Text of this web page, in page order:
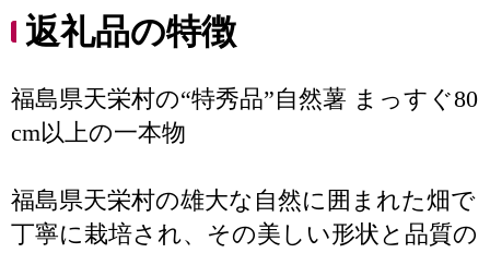
返礼品の特徴
福島県天栄村の“特秀品”自然薯 まっすぐ80
cm以上の一本物
福島県天栄村の雄大な自然に囲まれた畑で
丁寧に栽培され、その美しい形状と品質の